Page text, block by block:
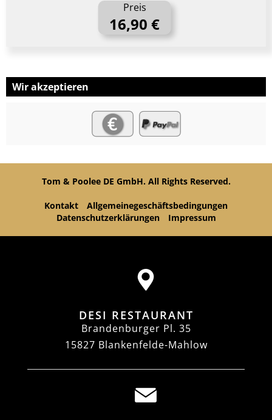
Preis
16,90 €
Wir akzeptieren
Tom & Poolee DE GmbH. All Rights Reserved.
Kontakt
Allgemeinegeschäftsbedingungen
Datenschutzerklärungen
Impressum
DESI RESTAURANT
Brandenburger Pl. 35
15827 Blankenfelde-Mahlow